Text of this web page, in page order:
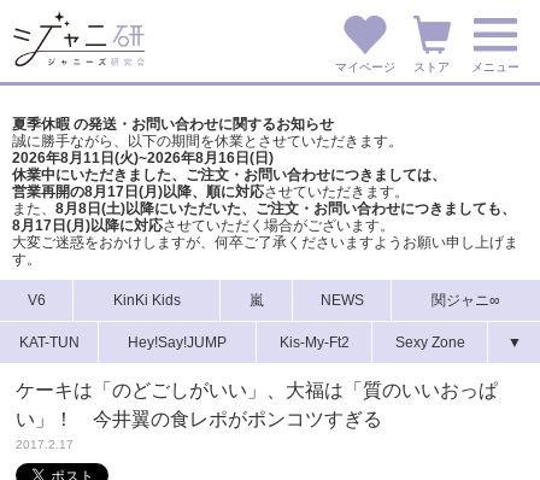
マイページ ストア メニュー
夏季休暇 の発送・お問い合わせに関するお知らせ
誠に勝手ながら、以下の期間を休業とさせていただきます。
2026年8月11日(火)~2026年8月16日(日)
休業中にいただきました、ご注文・お問い合わせにつきましては、
営業再開の8月17日(月)以降、順に対応させていただきます。
また、 8月8日(土)以降にいただいた、ご注文・ お問い合わせにつきましても、
8月17日(月)以降に対応させていただく場合がございます。
大変ご迷惑をおかけしますが、 何卒ご了承くださいますようお願い申し上げま
す。
V6 KinKi Kids 嵐 NEWS 関ジャニ∞
KAT-TUN Hey!Say!JUMP Kis-My-Ft2 Sexy Zone ▼
ケーキは「のどごしがいい」、大福は「質のいいおっぱ
い」！ 今井翼の食レポがポンコツすぎる
2017.2.17